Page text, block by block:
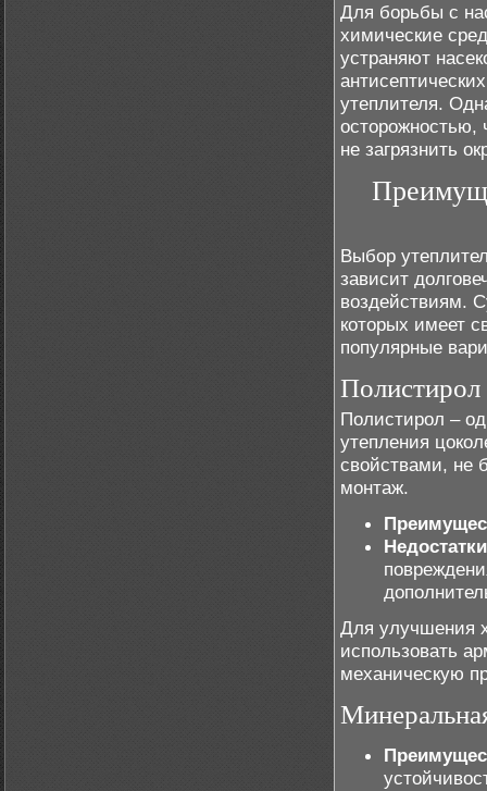
Для борьбы с
химические
устраняют
утеплителя.
осторожностью,
не загрязнить
Выбор
зависит
воздействиям.
которых имеет
популярные
Полистирол
Полистирол –
утепления
свойствами, не
монтаж.
Для улучшения
использовать
механическую